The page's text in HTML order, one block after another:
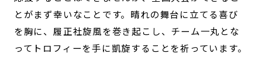
とがまず幸いなことです。晴れの舞台に立てる喜び
を胸に、履正社旋風を巻き起こし、チーム一丸とな
ってトロフィーを手に凱旋することを祈っています。